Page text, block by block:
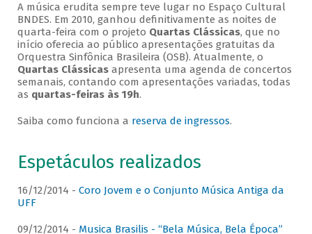
A música erudita sempre teve lugar no Espaço Cultural
BNDES. Em 2010, ganhou definitivamente as noites de
quarta-feira com o projeto Quartas Clássicas, que no
início oferecia ao público apresentações gratuitas da
Orquestra Sinfônica Brasileira (OSB). Atualmente, o
Quartas Clássicasapresenta uma agenda de concertos
semanais, contando com apresentações variadas, todas
as quartas-feiras às 19h.
Saiba como funciona a reserva de ingressos.
Espetáculos realizados
16/12/2014 - Coro Jovem e o Conjunto Música Antiga da
UFF
09/12/2014 - Musica Brasilis - “Bela Música, Bela Época”